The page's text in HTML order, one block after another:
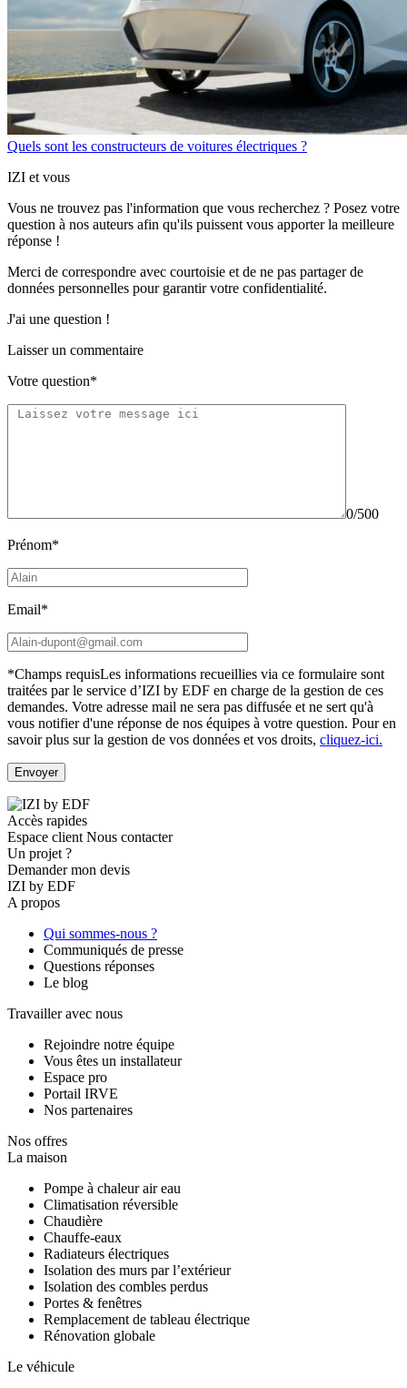
Quels sont les constructeurs de voitures électriques ?
IZI et vous
Vous ne trouvez pas l'information que vous recherchez ? Posez votre
question à nos auteurs afin qu'ils puissent vous apporterla meilleure
réponse !
Merci de correspondre avec courtoisie et de ne pas partagerde
données personnelles pour garantir votre confidentialité.
J'ai une question !
Laisser un commentaire
Votre question*
0/500
Prénom*
Email*
*Champs requisLes informations recueillies via ce formulaire sont
traitées par le service d’IZI by EDF en charge de la gestion de ces
demandes. Votre adresse mail ne sera pas diffusée et ne sert qu'à
vous notifier d'une réponse de nos équipes à votre question. Pour en
savoir plus sur la gestion de vos données et vos droits, cliquez-ici.
Accès rapides
Espace client Nous contacter
Un projet ?
Demander mon devis
IZI by EDF
A propos
Qui sommes-nous ?
Communiqués de presse
Questions réponses
Le blog
Travailler avec nous
Rejoindre notre équipe
Vous êtes un installateur
Espace pro
Portail IRVE
Nos partenaires
Nos offres
La maison
Pompe à chaleur air eau
Climatisation réversible
Chaudière
Chauffe-eaux
Radiateurs électriques
Isolation des murs par l’extérieur
Isolation des combles perdus
Portes & fenêtres
Remplacement de tableau électrique
Rénovation globale
Le véhicule